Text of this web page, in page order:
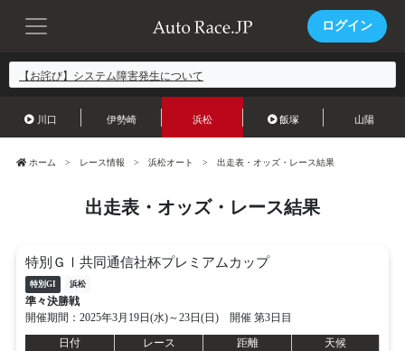
ログイン
【お詫び】システム障害発生について
川口 伊勢崎 浜松 飯塚 山陽
ホーム レース情報 浜松オート 出走表・オッズ・レース結果
出走表・オッズ・レース結果
特別ＧⅠ共同通信社杯プレミアムカップ
特別GI 浜松
準々決勝戦
開催期間：2025年3月19日(水)～23日(日) 開催 第3日目
日付
レース 距離
天候